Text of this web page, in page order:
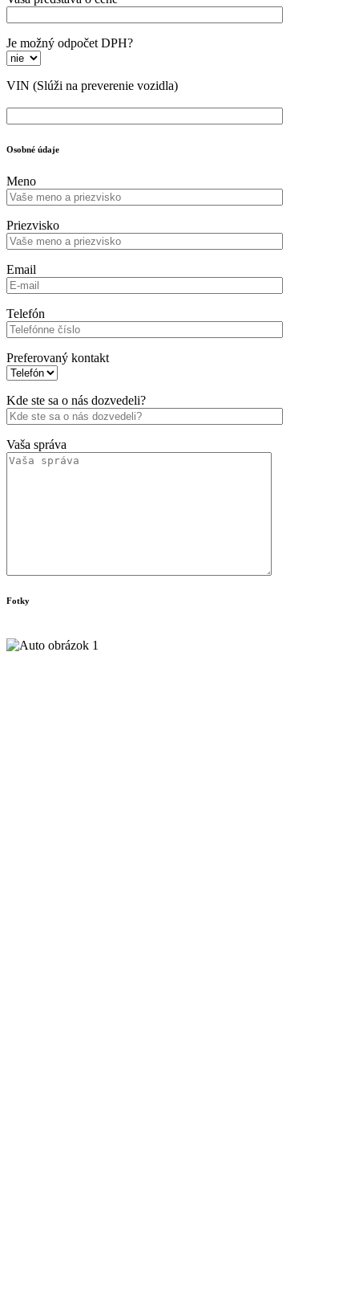
Je možný odpočet DPH?
VIN (Slúži na preverenie vozidla)
Osobné údaje
Meno
Priezvisko
Email
Telefón
Preferovaný kontakt
Kde ste sa o nás dozvedeli?
Vaša správa
Fotky